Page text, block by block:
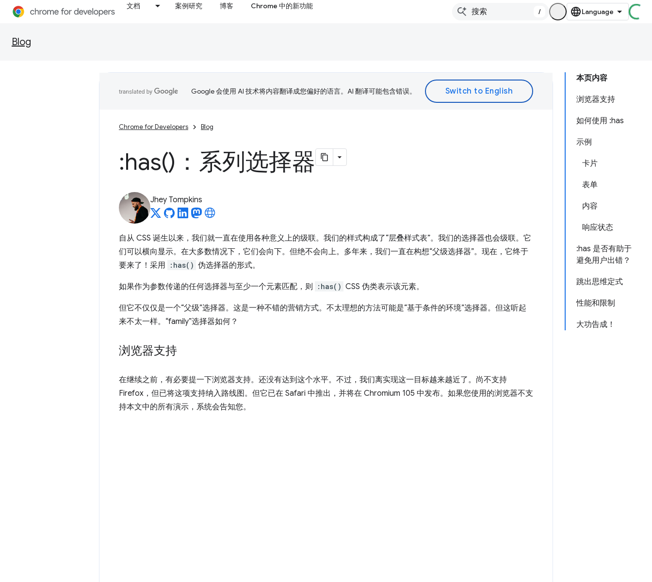
文档 案例研究 博客 Chrome 中的新功能
/
Blog
本页内容
浏览器支持
如何使用 :has
示例
卡片
表单
内容
响应状态
:has 是否有助于
避免用户出错？
跳出思维定式
性能和限制
大功告成！
Google 会使用 AI 技术将内容翻译成您偏好的语言。AI 翻译可能包含错误。
Chrome for Developers Blog
:has()：系列选择器
Jhey Tompkins
自从 CSS 诞生以来，我们就一直在使用各种意义上的级联。我们的样式构成了“层叠样式表”。我们的选择器也会级联。它
们可以横向显示。在大多数情况下，它们会向下。但绝不会向上。多年来，我们一直在构想“父级选择器”。现在，它终于
要来了！采用
:has() 伪选择器的形式。
如果作为参数传递的任何选择器与至少一个元素匹配，则 :has() CSS 伪类表示该元素。
但它不仅仅是一个“父级”选择器。这是一种不错的营销方式。不太理想的方法可能是“基于条件的环境”选择器。但这听起
来不太一样。“family”选择器如何？
浏览器支持
在继续之前，有必要提一下浏览器支持。还没有达到这个水平。不过，我们离实现这一目标越来越近了。尚不支持
Firefox，但已将这项支持纳入路线图。但它已在 Safari 中推出，并将在 Chromium 105 中发布。如果您使用的浏览器不支
持本文中的所有演示，系统会告知您。